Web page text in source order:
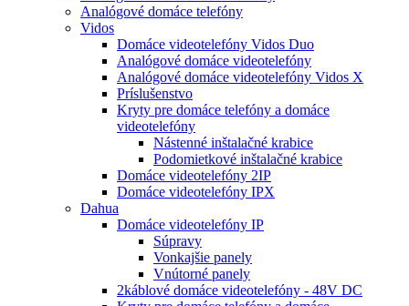
Analógové domáce telefóny
Vidos
Domáce videotelefóny Vidos Duo
Analógové domáce videotelefóny
Analógové domáce videotelefóny Vidos X
Príslušenstvo
Kryty pre domáce telefóny a domáce
videotelefóny
Nástenné inštalačné krabice
Podomietkové inštalačné krabice
Domáce videotelefóny 2IP
Domáce videotelefóny IPX
Dahua
Domáce videotelefóny IP
Súpravy
Vonkajšie panely
Vnútorné panely
2káblové domáce videotelefóny - 48V DC